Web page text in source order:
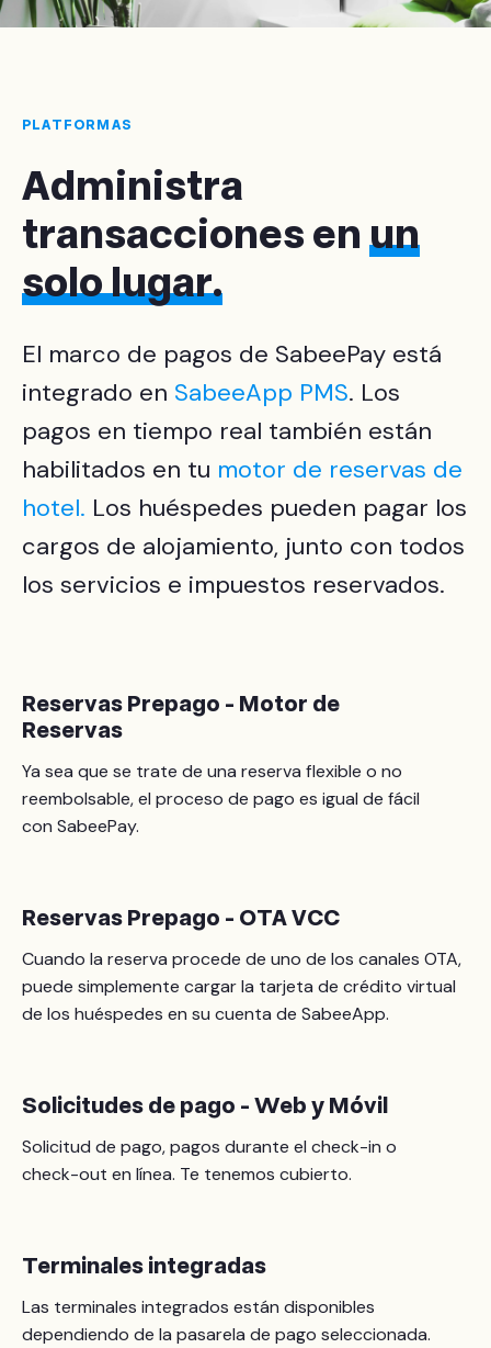
PLATFORMAS
Administra
transacciones enun
solo lugar.
El marco de pagos de SabeePay está
integrado en SabeeApp PMS. Los
pagos en tiempo real también están
habilitados en tu motor de reservas de
hotel. Los huéspedes pueden pagar los
cargos de alojamiento, junto con todos
los servicios e impuestos reservados.
Reservas Prepago - Motor de
Reservas
Ya sea que se trate de una reserva flexible o no
reembolsable, el proceso de pago es igual de fácil
con SabeePay.
Reservas Prepago - OTA VCC
Cuando la reserva procede de uno de los canales OTA,
puede simplemente cargar la tarjeta de crédito virtual
de los huéspedes en su cuenta de SabeeApp.
Solicitudes de pago - Web y Móvil
Solicitud de pago, pagos durante el check-in o
check-out en línea. Te tenemos cubierto.
Terminales integradas
Las terminales integrados están disponibles
dependiendo de la pasarela de pago seleccionada.